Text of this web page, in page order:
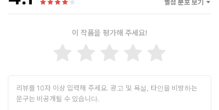
별점 분포 보기
이 작품을 평가해 주세요!